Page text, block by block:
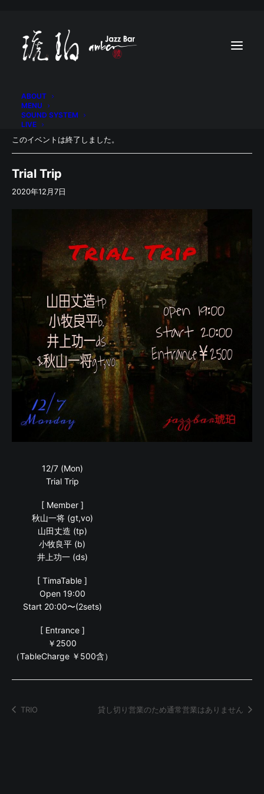
ABOUT
MENU
SOUND SYSTEM
LIVE
このイベントは終了しました。
Trial Trip
2020年12月7日
12/7 (Mon)
Trial Trip
[ Member ]
秋山一将 (gt,vo)
山田丈造 (tp)
小牧良平 (b)
井上功一 (ds)
[ TimaTable ]
Open 19:00
Start 20:00〜(2sets)
[ Entrance ]
￥2500
（TableCharge ￥500含）
TRIO 貸し切り営業のため通常営業はありません